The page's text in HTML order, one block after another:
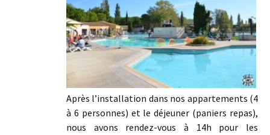
Après l’installation dans nos appartements (4
à 6 personnes) et le déjeuner (paniers repas),
nous avons rendez-vous à 14h pour les